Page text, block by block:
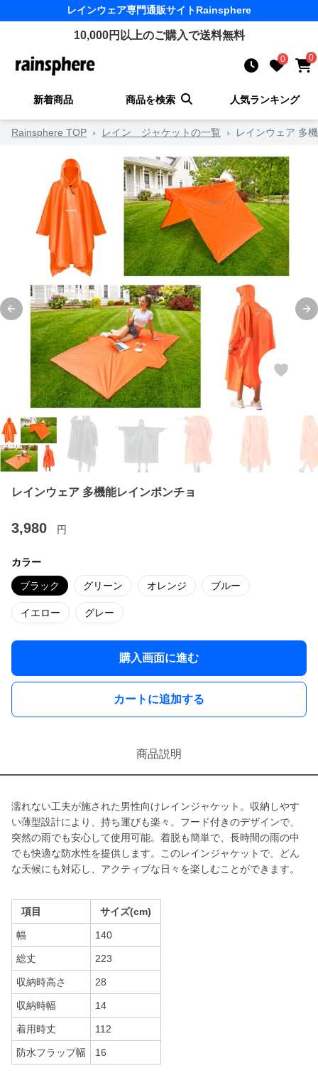
レインウェア専門通販サイトRainsphere
10,000円以上のご購入で送料無料
0 0
新着商品 商品を検索 人気ランキング
Rainsphere TOP › レイン ジャケットの一覧 › レインウェア 多
Previous slide
レインウェア 多機能レインポンチョ
3,980 円
カラー
ブラック グリーン オレンジ ブルー
イエロー グレー
購入画面に進む
カートに追加する
商品説明
濡れない工夫が施された男性向けレインジャケット。収納しやす
い薄型設計により、持ち運びも楽々。フード付きのデザインで、
突然の雨でも安心して使用可能。着脱も簡単で、長時間の雨の中
でも快適な防水性を提供します。このレインジャケットで、どん
な天候にも対応し、アクティブな日々を楽しむことができます。
項目 サイズ(cm)
幅 140
総丈 223
収納時高さ 28
収納時幅 14
着用時丈 112
防水フラップ幅 16